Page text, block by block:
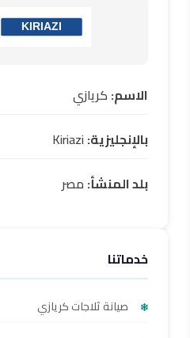
الاسم: كريازي
بالإنجليزية:
بلد المنشأ: مصر
خدماتنا
صيانة ثلاجات كريازي